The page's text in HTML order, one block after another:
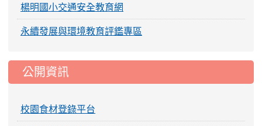
楊明國小交通安全教育網
永續發展與環境教育評鑑專區
公開資訊
校園食材登錄平台